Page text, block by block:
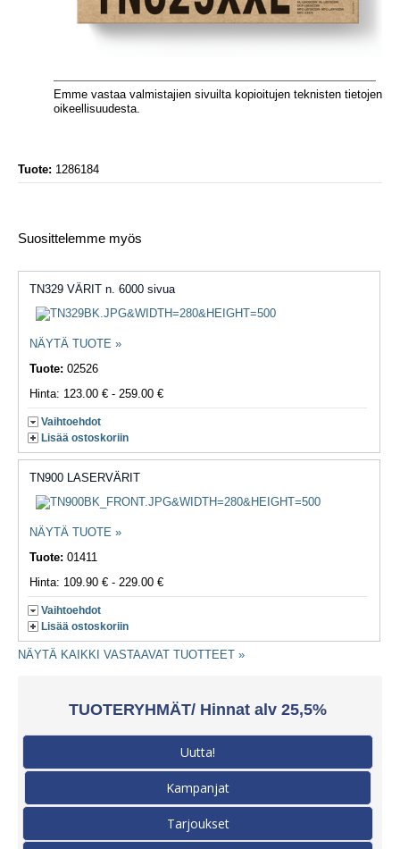
Emme vastaa valmistajien sivuilta kopioitujen teknisten tietojen
oikeellisuudesta.
Tuote: 1286184
Suosittelemme myös
TN329 VÄRIT n. 6000 sivua
NÄYTÄ TUOTE »
Tuote: 02526
Hinta: 123.00 € - 259.00 €
Vaihtoehdot
Lisää ostoskoriin
TN900 LASERVÄRIT
NÄYTÄ TUOTE »
Tuote: 01411
Hinta: 109.90 € - 229.00 €
Vaihtoehdot
Lisää ostoskoriin
NÄYTÄ KAIKKI VASTAAVAT TUOTTEET »
TUOTERYHMÄT/ Hinnat alv 25,5%
Uutta!
Kampanjat
Tarjoukset